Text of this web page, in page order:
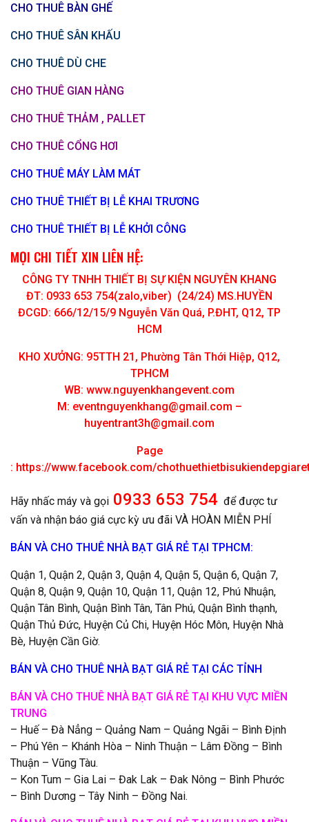
CHO THUÊ BÀN GHẾ
CHO THUÊ SÂN KHẤU
CHO THUÊ DÙ CHE
CHO THUÊ GIAN HÀNG
CHO THUÊ THẢM , PALLET
CHO THUÊ CỔNG HƠI
CHO THUÊ MÁY LÀM MÁT
CHO THUÊ THIẾT BỊ LỄ KHAI TRƯƠNG
CHO THUÊ THIẾT BỊ LỄ KHỞI CÔNG
MỌI CHI TIẾT XIN LIÊN HỆ:
CÔNG TY TNHH THIẾT BỊ SỰ KIỆN NGUYÊN KHANG
ĐT: 0933 653 754(zalo,viber) (24/24) MS.HUYỀN
ĐCGD: 666/12/15/9 Nguyễn Văn Quá, P.ĐHT, Q12, TP
HCM
KHO XƯỞNG: 95TTH 21, Phường Tân Thới Hiệp, Q12,
TPHCM
WB: www.nguyenkhangevent.com
M: eventnguyenkhang@gmail.com –
huyentrant3h@gmail.com
Page
: https://www.facebook.com/
Hãy nhấc máy và gọi 0933 653 754 để được tư
vấn và nhận báo giá cực kỳ ưu đãi VÀ HOÀN MIỄN PHÍ
BÁN VÀ CHO THUÊ NHÀ BẠT GIÁ RẺ TẠI TPHCM:
Quận 1, Quận 2, Quận 3, Quận 4, Quận 5, Quận 6, Quận 7,
Quận 8, Quận 9, Quận 10, Quận 11, Quận 12, Phú Nhuận,
Quận Tân Bình, Quận Bình Tân, Tân Phú, Quận Bình thạnh,
Quận Thủ Đức, Huyện Củ Chi, Huyện Hóc Môn, Huyện Nhà
Bè, Huyện Cần Giờ.
BÁN VÀ CHO THUÊ NHÀ BẠT GIÁ RẺ TẠI CÁC TỈNH
BÁN VÀ CHO THUÊ NHÀ BẠT GIÁ RẺ TẠI KHU VỰC MIỀN
TRUNG
– Huế – Đà Nẳng – Quảng Nam – Quảng Ngãi – Bình Định
– Phú Yên – Khánh Hòa – Ninh Thuận – Lâm Đồng – Bình
Thuận – Vũng Tàu.
– Kon Tum – Gia Lai – Đak Lak – Đak Nông – Bình Phước
– Bình Dương – Tây Ninh – Đồng Nai.